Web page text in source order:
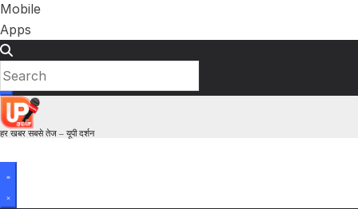
Mobile
Apps
हर खबर सबसे तेज – यूपी दर्शन